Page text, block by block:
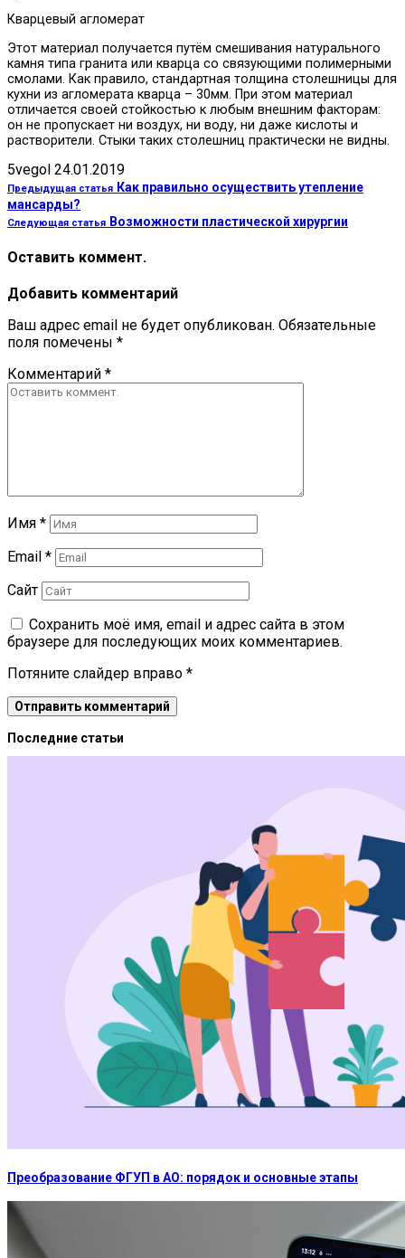
Кварцевый агломерат
Этот материал получается путём смешивания натурального
камня типа гранита или кварца со связующими полимерными
смолами. Как правило, стандартная толщина столешницы для
кухни из агломерата кварца – 30мм. При этом материал
отличается своей стойкостью к любым внешним факторам:
он не пропускает ни воздух, ни воду, ни даже кислоты и
растворители. Стыки таких столешниц практически не видны.
5vegol 24.01.2019
Предыдущая статья Как правильно осуществить утепление
мансарды?
Следующая статья Возможности пластической хирургии
Оставить коммент.
Добавить комментарий
Ваш адрес email не будет опубликован. Обязательные
поля помечены *
Комментарий *
Имя *
Email *
Сайт
Сохранить моё имя, email и адрес сайта в этом
браузере для последующих моих комментариев.
Потяните слайдер вправо *
Последние статьи
Преобразование ФГУП в АО: порядок и основные этапы